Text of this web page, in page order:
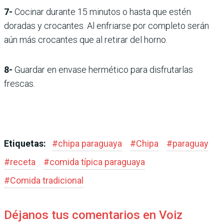
7- Cocinar durante 15 minutos o hasta que estén
doradas y crocantes. Al enfriarse por completo serán
aún más crocantes que al retirar del horno.
8- Guardar en envase hermético para disfrutarlas
frescas.
Etiquetas: #chipa paraguaya #Chipa #paraguay
#receta #comida típica paraguaya
#Comida tradicional
Déjanos tus comentarios en Voiz